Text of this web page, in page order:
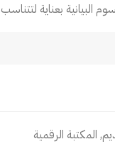
البيانية بعناية
, المكتبة الرقمية